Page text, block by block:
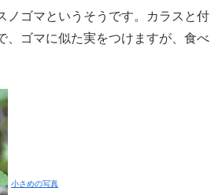
ノゴマというそうです。カラスと付
、ゴマに似た実をつけますが、食べ
小さめの写真